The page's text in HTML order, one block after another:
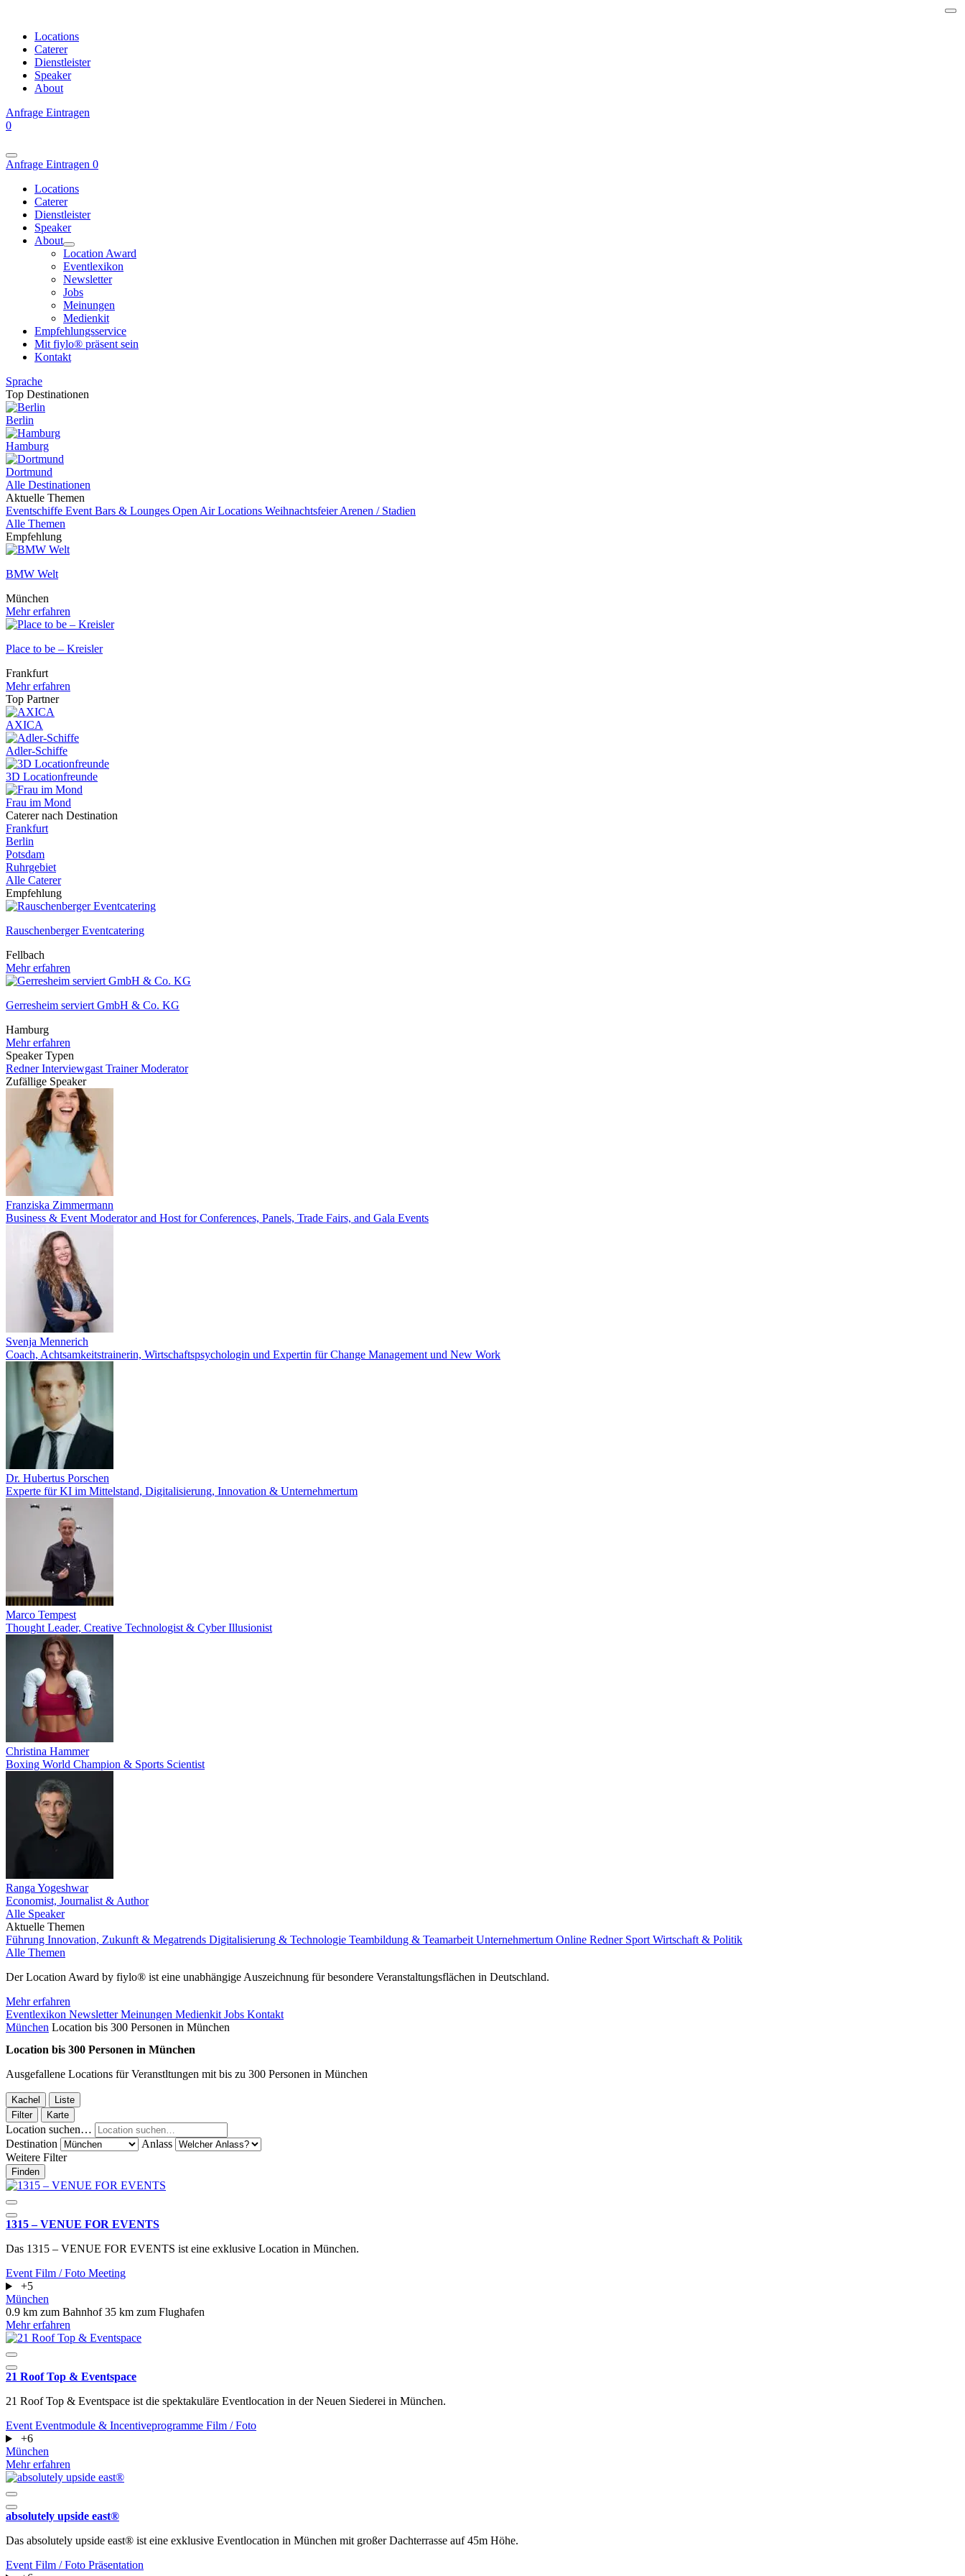
Locations
Caterer
Dienstleister
Speaker
About
Anfrage Eintragen
0
Anfrage Eintragen 0
Locations
Caterer
Dienstleister
Speaker
About
Location Award
Eventlexikon
Newsletter
Jobs
Meinungen
Medienkit
Empfehlungsservice
Mit fiylo® präsent sein
Kontakt
Sprache
Top Destinationen
Berlin
Hamburg
Dortmund
Alle Destinationen
Aktuelle Themen
Eventschiffe Event Bars & Lounges Open Air Locations WeihnachtsfeierArenen / Stadien
Alle Themen
Empfehlung
BMW Welt
München
Mehr erfahren
Place to be – Kreisler
Frankfurt
Mehr erfahren
Top Partner
AXICA
Adler-Schiffe
3D Locationfreunde
Frau im Mond
Caterer nach Destination
Frankfurt
Berlin
Potsdam
Ruhrgebiet
Alle Caterer
Empfehlung
Rauschenberger Eventcatering
Fellbach
Mehr erfahren
Gerresheim serviert GmbH & Co. KG
Hamburg
Mehr erfahren
Speaker Typen
RednerInterviewgast TrainerModerator
Zufällige Speaker
Franziska Zimmermann
Business & Event Moderator and Host for Conferences, Panels, Trade Fairs, and Gala Events
Svenja Mennerich
Coach, Achtsamkeitstrainerin, Wirtschaftspsychologin und Expertin für Change Management und New Work
Dr. Hubertus Porschen
Experte für KI im Mittelstand, Digitalisierung, Innovation & Unternehmertum
Marco Tempest
Thought Leader, Creative Technologist & Cyber Illusionist
Christina Hammer
Boxing World Champion & Sports Scientist
Ranga Yogeshwar
Economist, Journalist & Author
Alle Speaker
Aktuelle Themen
Führung Innovation, Zukunft & Megatrends Digitalisierung & Technologie Teambildung & Teamarbeit Unternehmertum Online Redner Sport Wirtschaft & Politik
Alle Themen
Der Location Award by fiylo® ist eine unabhängige Auszeichnung für besondere Veranstaltungsflächen in Deutschland.
Mehr erfahren
Eventlexikon NewsletterMeinungen Medienkit Jobs Kontakt
München Location bis 300 Personen in München
Location bis 300 Personen in München
Ausgefallene Locations für Veranstltungen mit bis zu 300 Personen in München
Kachel
Liste
Filter
Karte
Location suchen…
Destination
Anlass
Weitere Filter
Finden
1315 – VENUE FOR EVENTS
Das 1315 – VENUE FOR EVENTS ist eine exklusive Location in München.
Event Film / Foto Meeting
+5
München
0.9 km zum Bahnhof35 km zum Flughafen
Mehr erfahren
21 Roof Top & Eventspace
21 Roof Top & Eventspace ist die spektakuläre Eventlocation in der Neuen Siederei in München.
Event Eventmodule & Incentiveprogramme Film / Foto
+6
München
Mehr erfahren
absolutely upside east®
Das absolutely upside east® ist eine exklusive Eventlocation in München mit großer Dachterrasse auf 45m Höhe.
Event Film / Foto Präsentation